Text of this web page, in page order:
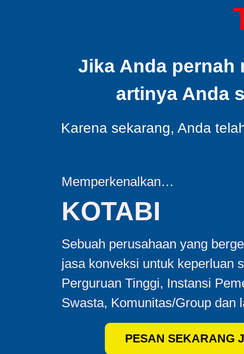
Jika Anda pernah
artinya Anda
Karena sekarang, Anda
Memperkenalkan…
KOTABI
Sebuah perusahaan yang
jasa konveksi untuk keperluan
Perguruan Tinggi, Instansi
Swasta, Komunitas/Group dan
PESAN SEKARANG